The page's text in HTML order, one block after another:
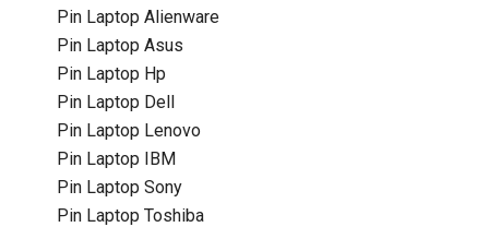
Pin Laptop Alienware
Pin Laptop Asus
Pin Laptop Hp
Pin Laptop Dell
Pin Laptop Lenovo
Pin Laptop IBM
Pin Laptop Sony
Pin Laptop Toshiba